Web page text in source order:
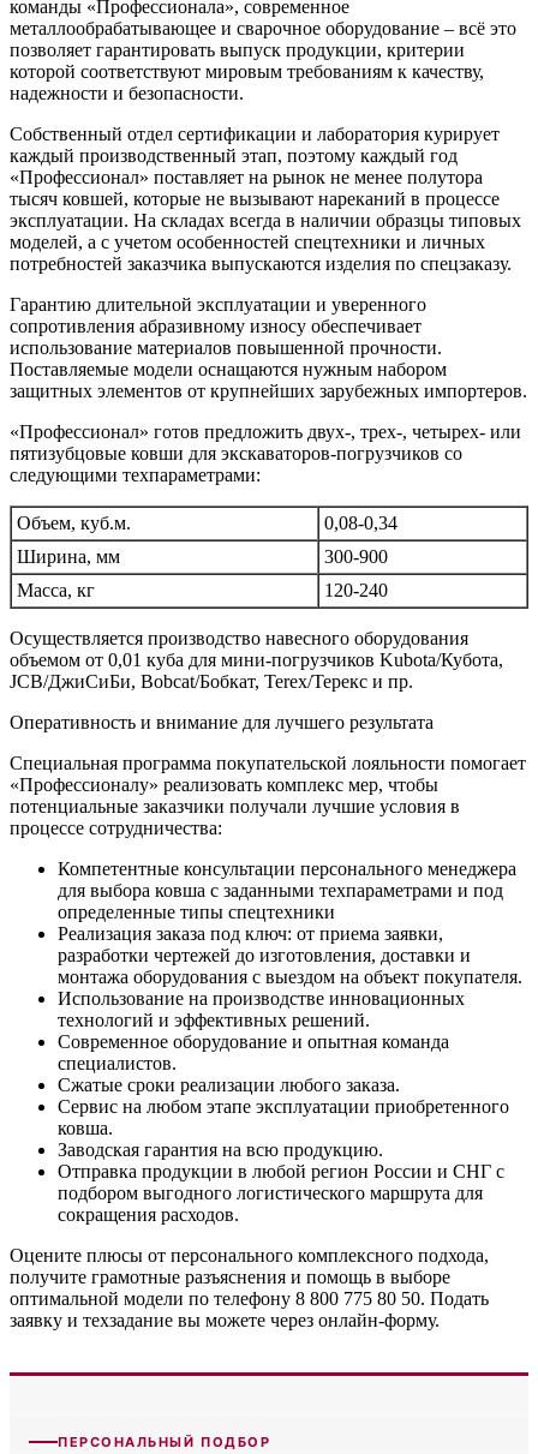
команды «Профессионала», современное
металлообрабатывающее и сварочное оборудование – всё это
позволяет гарантировать выпуск продукции, критерии
которой соответствуют мировым требованиям к качеству,
надежности и безопасности.
Собственный отдел сертификации и лаборатория курирует
каждый производственный этап, поэтому каждый год
«Профессионал» поставляет на рынок не менее полутора
тысяч ковшей, которые не вызывают нареканий в процессе
эксплуатации. На складах всегда в наличии образцы типовых
моделей, а с учетом особенностей спецтехники и личных
потребностей заказчика выпускаются изделия по спецзаказу.
Гарантию длительной эксплуатации и уверенного
сопротивления абразивному износу обеспечивает
использование материалов повышенной прочности.
Поставляемые модели оснащаются нужным набором
защитных элементов от крупнейших зарубежных импортеров.
«Профессионал» готов предложить двух-, трех-, четырех- или
пятизубцовые ковши для экскаваторов-погрузчиков со
следующими техпараметрами:
Объем, куб.м.
0,08-0,34
Ширина, мм
300-900
Масса, кг
120-240
Осуществляется производство навесного оборудования
объемом от 0,01 куба для мини-погрузчиков Kubota/Кубота,
JCB/ДжиСиБи, Bobcat/Бобкат, Terex/Терекc и пр.
Оперативность и внимание для лучшего результата
Специальная программа покупательской лояльности помогает
«Профессионалу» реализовать комплекс мер, чтобы
потенциальные заказчики получали лучшие условия в
процессе сотрудничества:
Компетентные консультации персонального менеджера
для выбора ковша с заданными техпараметрами и под
определенные типы спецтехники
Реализация заказа под ключ: от приема заявки,
разработки чертежей до изготовления, доставки и
монтажа оборудования с выездом на объект покупателя.
Использование на производстве инновационных
технологий и эффективных решений.
Современное оборудование и опытная команда
специалистов.
Сжатые сроки реализации любого заказа.
Сервис на любом этапе эксплуатации приобретенного
ковша.
Заводская гарантия на всю продукцию.
Отправка продукции в любой регион России и СНГ с
подбором выгодного логистического маршрута для
сокращения расходов.
Оцените плюсы от персонального комплексного подхода,
получите грамотные разъяснения и помощь в выборе
оптимальной модели по телефону 8 800 775 80 50. Подать
заявку и техзадание вы можете через онлайн-форму.
ПЕРСОНАЛЬНЫЙ ПОДБОР